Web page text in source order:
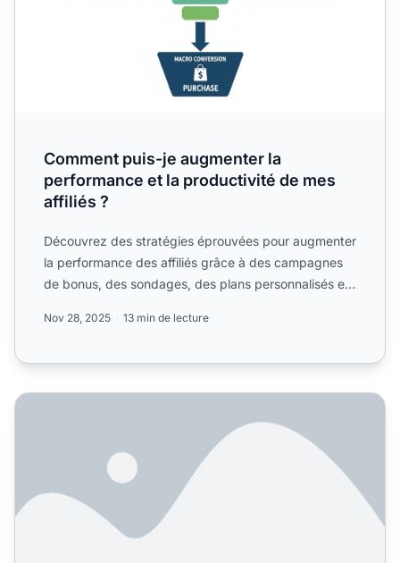
Comment puis-je augmenter la
performance et la productivité de mes
affiliés ?
Découvrez des stratégies éprouvées pour augmenter
la performance des affiliés grâce à des campagnes
de bonus, des sondages, des plans personnalisés et
Nov 28, 2025 13 min de lecture
Comment motiver les affiliés à promouvoir davantage : 6